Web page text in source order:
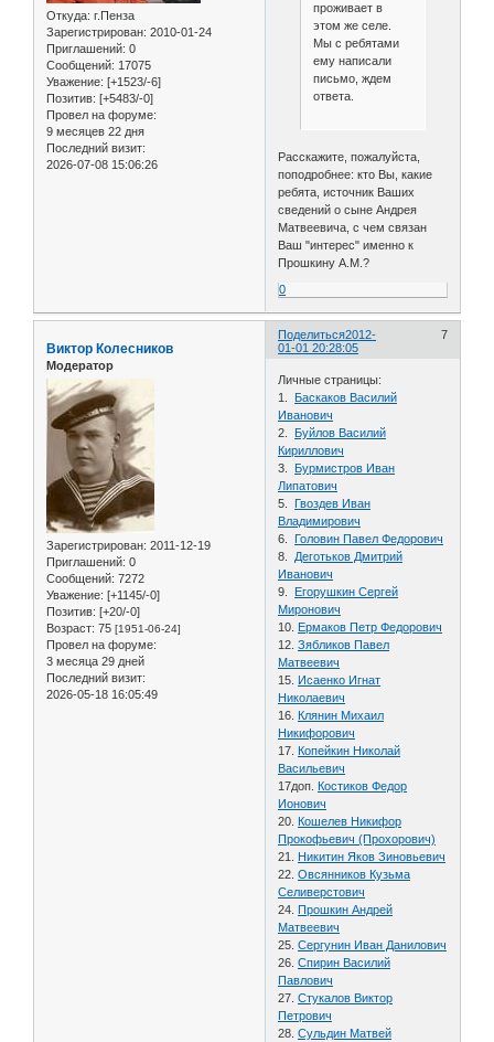
Откуда: г.Пенза
Зарегистрирован: 2010-01-24
Приглашений: 0
Сообщений: 17075
Уважение: [+1523/-6]
Позитив: [+5483/-0]
Провел на форуме:
9 месяцев 22 дня
Последний визит:
2026-07-08 15:06:26
проживает в
этом же селе.
Мы с ребятами
ему написали
письмо, ждем
ответа.
Расскажите, пожалуйста,
поподробнее: кто Вы, какие
ребята, источник Ваших
сведений о сыне Андрея
Матвеевича, с чем связан
Ваш "интерес" именно к
Прошкину А.М.?
0
Поделиться 7
2012-
01-01 20:28:05
Виктор Колесников
Модератор
Зарегистрирован: 2011-12-19
Приглашений: 0
Сообщений: 7272
Уважение: [+1145/-0]
Позитив: [+20/-0]
Возраст: 75 [1951-06-24]
Провел на форуме:
3 месяца 29 дней
Последний визит:
2026-05-18 16:05:49
Личные страницы:
1.
Баскаков Василий
Иванович
2.
Буйлов Василий
Кириллович
3.
Бурмистров Иван
Липатович
5.
Гвоздев Иван
Владимирович
6.
Головин Павел Федорович
8. Деготьков Дмитрий
Иванович
9.
Егорушкин Сергей
Миронович
10.
Ермаков Петр Федорович
12.Зябликов Павел
Матвеевич
15.
Исаенко Игнат
Николаевич
16.
Клянин Михаил
Никифорович
17.
Копейкин Николай
Васильевич
17доп.
Костиков Федор
Ионович
20.
Кошелев Никифор
Прокофьевич (Прохорович)
21.
Никитин Яков Зиновьевич
22.Овсянников Кузьма
Селиверстович
24.
Прошкин Андрей
Матвеевич
25.Сергунин Иван Данилович
26.Спирин Василий
Павлович
27.Стукалов Виктор
Петрович
28.Сульдин Матвей